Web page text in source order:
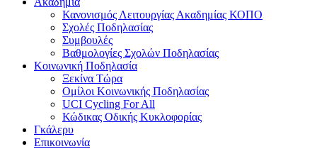
Κανονισμός Λειτουργίας Ακαδημίας ΚΟΠΟ
Σχολές Ποδηλασίας
Συμβουλές
Βαθμολογίες Σχολών Ποδηλασίας
Κοινωνική Ποδηλασία
Ξεκίνα Τώρα
Ομίλοι Κοινωνικής Ποδηλασίας
UCI Cycling For All
Κώδικας Οδικής Κυκλοφορίας
Γκάλερυ
Επικοινωνία